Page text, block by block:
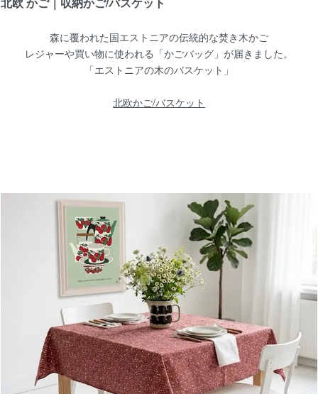
【北欧 雑貨/北欧 食器】Lisa Larsonリサ・ラ
プレート
【北欧 雑貨/北欧 食器】Riihimaen lasiガラス
森に覆われた国エストニアの伝統的な焚き木かご
レジャーや買い物に使われる「かごバッグ」が届きました。
「エストニアの木のバスケット」
北欧かご/バスケット